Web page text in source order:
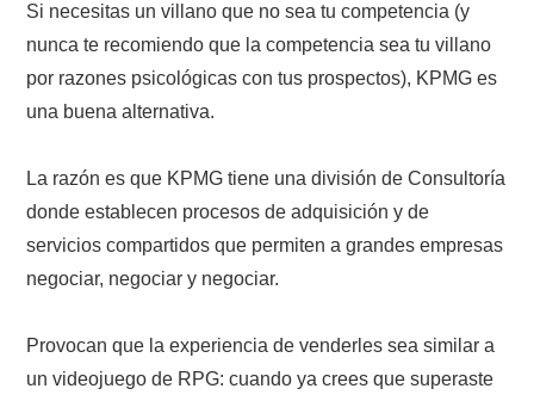
Si necesitas un villano que no sea tu competencia (y
nunca te recomiendo que la competencia sea tu villano
por razones psicológicas con tus prospectos), KPMG es
una buena alternativa.
La razón es que KPMG tiene una división de Consultoría
donde establecen procesos de adquisición y de
servicios compartidos que permiten a grandes empresas
negociar, negociar y negociar.
Provocan que la experiencia de venderles sea similar a
un videojuego de RPG: cuando ya crees que superaste